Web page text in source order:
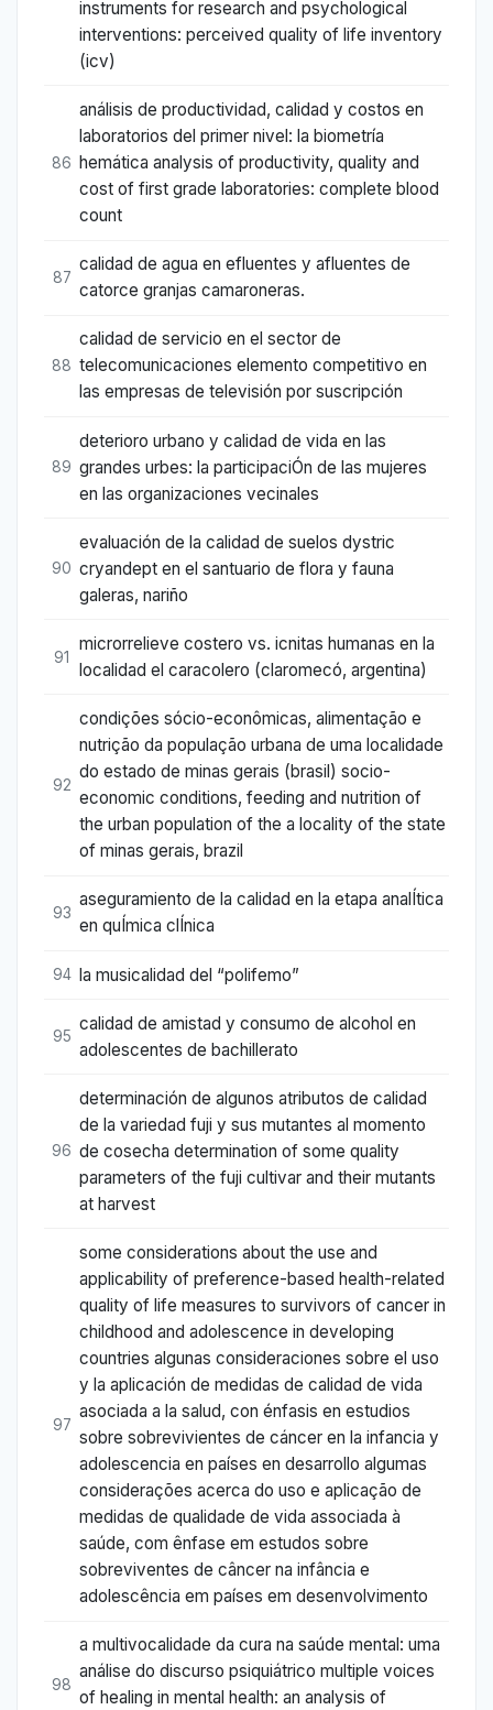
instruments for research and psychological
interventions: perceived quality of life inventory
(icv)
86
análisis de productividad, calidad y costos en
laboratorios del primer nivel: la biometría
hemática analysis of productivity, quality and
cost of first grade laboratories: complete blood
count
87
calidad de agua en efluentes y afluentes de
catorce granjas camaroneras.
88
calidad de servicio en el sector de
telecomunicaciones elemento competitivo en
las empresas de televisión por suscripción
89
deterioro urbano y calidad de vida en las
grandes urbes: la participaciÓn de las mujeres
en las organizaciones vecinales
90
evaluación de la calidad de suelos dystric
cryandept en el santuario de flora y fauna
galeras, nariño
91
microrrelieve costero vs. icnitas humanas en la
localidad el caracolero (claromecó, argentina)
92
condições sócio-econômicas, alimentação e
nutrição da população urbana de uma localidade
do estado de minas gerais (brasil) socio-
economic conditions, feeding and nutrition of
the urban population of the a locality of the state
of minas gerais, brazil
93
aseguramiento de la calidad en la etapa analÍtica
en quÍmica clÍnica
94 la musicalidad del “polifemo”
95
calidad de amistad y consumo de alcohol en
adolescentes de bachillerato
96
determinación de algunos atributos de calidad
de la variedad fuji y sus mutantes al momento
de cosecha determination of some quality
parameters of the fuji cultivar and their mutants
at harvest
97
some considerations about the use and
applicability of preference-based health-related
quality of life measures to survivors of cancer in
childhood and adolescence in developing
countries algunas consideraciones sobre el uso
y la aplicación de medidas de calidad de vida
asociada a la salud, con énfasis en estudios
sobre sobrevivientes de cáncer en la infancia y
adolescencia en países en desarrollo algumas
considerações acerca do uso e aplicação de
medidas de qualidade de vida associada à
saúde, com ênfase em estudos sobre
sobreviventes de câncer na infância e
adolescência em países em desenvolvimento
98
a multivocalidade da cura na saúde mental: uma
análise do discurso psiquiátrico multiple voices
of healing in mental health: an analysis of